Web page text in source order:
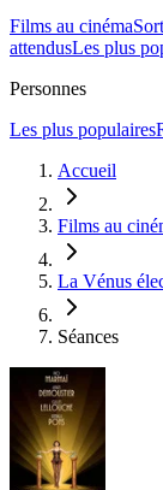
Films au cinéma
attendusLes plus
Personnes
Les plus populaires
Accueil
Films au
La Vénus
Séances